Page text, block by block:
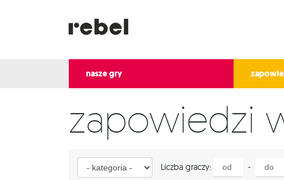
nasze gry
Zapowiedzi
Kategoria Liczba graczy:od -do